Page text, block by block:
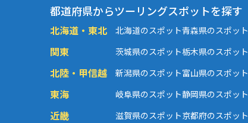
都道府県からツーリングスポットを探す
北海道・東北 北海道のスポット青森県のスポット
関東 茨城県のスポット栃木県のスポット
北陸・甲信越 新潟県のスポット富山県のスポット
東海 岐阜県のスポット静岡県のスポット
近畿 滋賀県のスポット京都府のスポット